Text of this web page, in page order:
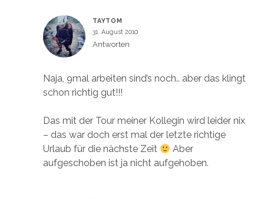
TAYTOM
31. August 2010
Antworten
Naja, 9mal arbeiten sind’s noch.. aber das klingt
schon richtig gut!!!
Das mit der Tour meiner Kollegin wird leider nix
– das war doch erst mal der letzte richtige
Urlaub für die nächste Zeit
Aber
aufgeschoben ist ja nicht aufgehoben.